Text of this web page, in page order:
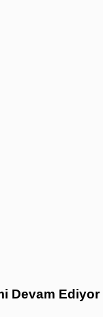
Devam Ediyor